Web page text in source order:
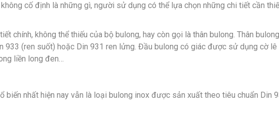
cố định là những gì, người sử dụng có thể lựa chọn những chi tiết cần
chính, không thể thiếu của bộ bulong, hay còn gọi là thân bulong. Thân
933 (ren suốt) hoặc Din 931 ren lửng. Đầu bulong có giác được sử dụng cờ
liền long đen…
biến nhất hiện nay vẫn là loại bulong inox được sản xuất theo tiêu chuẩn